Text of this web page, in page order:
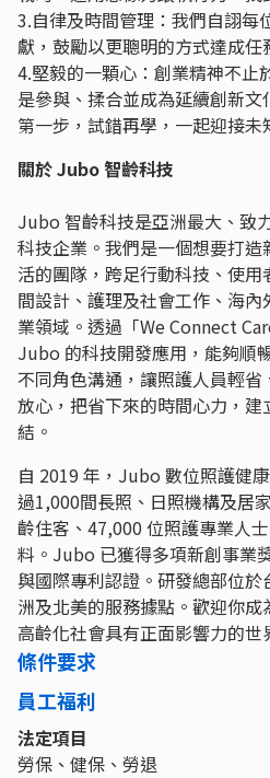
3.自律及時間管理：我們自詡每
獻，鼓勵以更聰明的方式達成
4.堅毅的一顆心：創業精神不止
是參與、揉合並成為延續創新
第一步，試錯再學，一起迎接未
關於 Jubo 智齡科技
Jubo 智齡科技是亞洲最大、致
科技企業。我們是一個想要打
活的團隊，跨足行動科技、使
間設計、護理及社會工作、海
業領域。透過「We Connect
Jubo 的科技開發應用，能夠順
不同角色溝通，讓照護人員輕
放心，把省下來的時間心力，
結。
自 2019 年，Jubo 數位照護健
過1,000間長照、日照機構及居
齡住客、47,000 位照護專業人
料。Jubo 已獲得多項新創事業
與國際專利認證。研發總部位
洲及北美的服務據點。歡迎你
高齡化社會具有正面影響力的世
條件要求
員工福利
法定項目
勞保、健保、勞退